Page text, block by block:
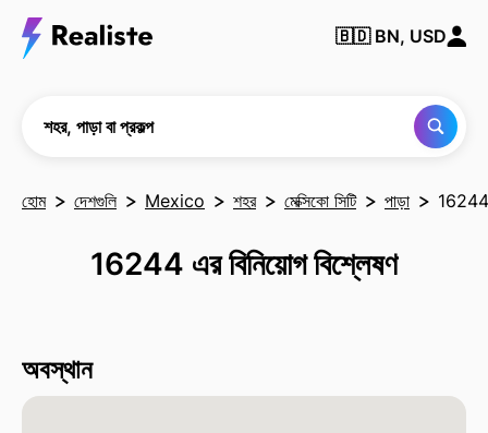
🇧🇩 BN, USD
শহর, পাড়া বা প্রকল্প
হোম দেশগুলি Mexico শহর মেক্সিকো সিটি পাড়া 16244
16244 এর বিনিয়োগ বিশ্লেষণ
অবস্থান